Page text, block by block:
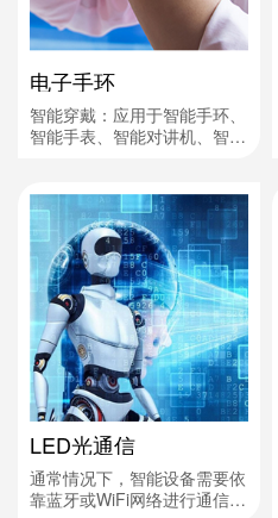
电子手环
智能穿戴：应用于智能手环、
智能手表、智能对讲机、智能
开关指示、液晶屏组等。
LED光通信
通常情况下，智能设备需要依
靠蓝牙或WiFi网络进行通信。